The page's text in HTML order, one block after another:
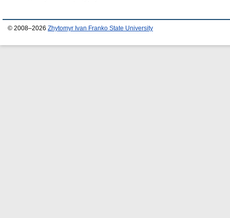
© 2008–2026 Zhytomyr Ivan Franko State University